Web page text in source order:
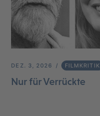
DEZ. 3, 2026 FILMKRITIK
Nur für Verrückte